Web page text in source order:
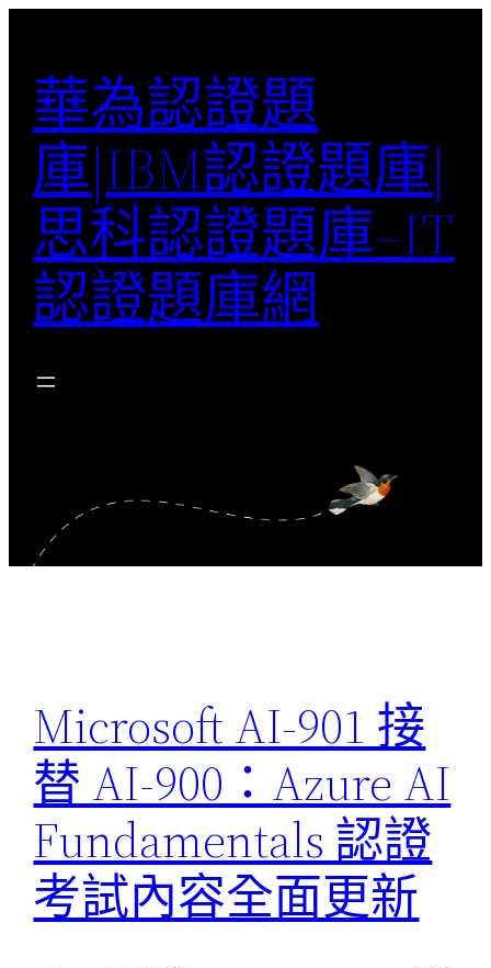
華為認證題
庫|IBM認證題庫|
思科認證題庫–IT
認證題庫網
Microsoft AI-901 接
替 AI-900：Azure AI
Fundamentals 認證
考試內容全面更新